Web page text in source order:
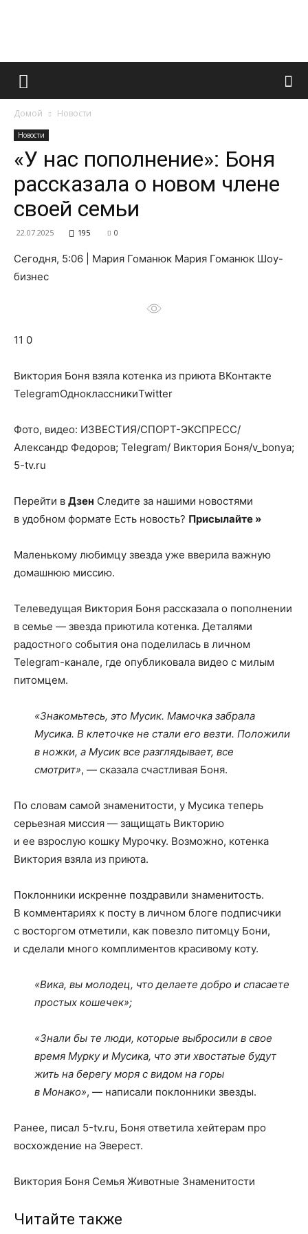
Французский
и
о
нем
Домой Новости
Новости
«У нас пополнение»: Боня
рассказала о новом члене
своей семьи
22.07.2025 195 0
Сегодня, 5:06 | Мария Гоманюк Мария Гоманюк Шоу-
бизнес
11 0
Виктория Боня взяла котенка из приюта ВКонтакте
TelegramОдноклассникиTwitter
Фото, видео: ИЗВЕСТИЯ/СПОРТ-ЭКСПРЕСС/
Александр Федоров; Telegram/ Виктория Боня/v_bonya;
5-tv.ru
Перейти в Дзен Следите за нашими новостями
в удобном формате Есть новость? Присылайте »
Маленькому любимцу звезда уже вверила важную
домашнюю миссию.
Телеведущая Виктория Боня рассказала о пополнении
в семье — звезда приютила котенка. Деталями
радостного события она поделилась в личном
Telegram-канале, где опубликовала видео с милым
питомцем.
«Знакомьтесь, это Мусик. Мамочка забрала
Мусика. В клеточке не стали его везти. Положили
в ножки, а Мусик все разглядывает, все
смотрит», — сказала счастливая Боня.
По словам самой знаменитости, у Мусика теперь
серьезная миссия — защищать Викторию
и ее взрослую кошку Мурочку. Возможно, котенка
Виктория взяла из приюта.
Поклонники искренне поздравили знаменитость.
В комментариях к посту в личном блоге подписчики
с восторгом отметили, как повезло питомцу Бони,
и сделали много комплиментов красивому коту.
«Вика, вы молодец, что делаете добро и спасаете
простых кошечек»;
«Знали бы те люди, которые выбросили в свое
время Мурку и Мусика, что эти хвостатые будут
жить на берегу моря с видом на горы
в Монако», — написали поклонники звезды.
Ранее, писал 5-tv.ru, Боня ответила хейтерам про
восхождение на Эверест.
Виктория Боня Семья Животные Знаменитости
Читайте также